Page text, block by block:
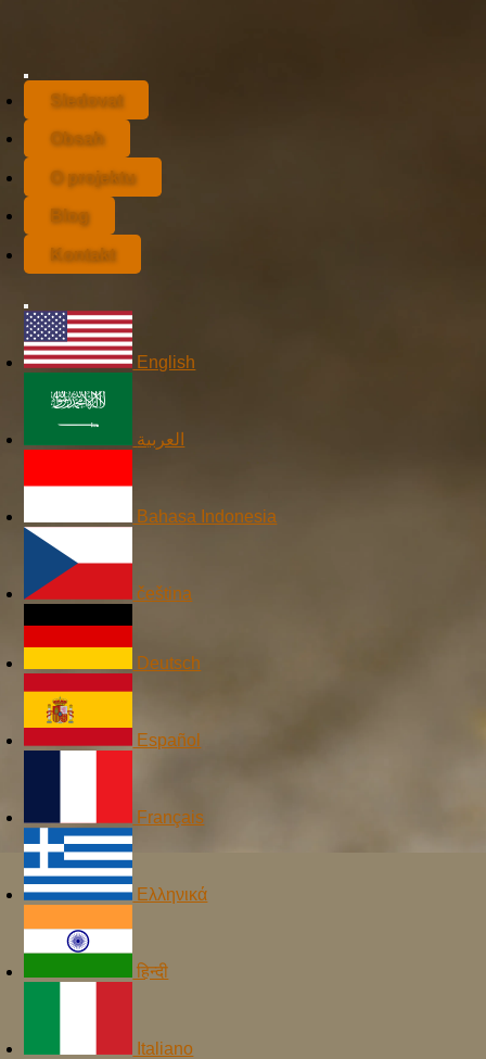
Sledovat
Obsah
O projektu
Blog
Kontakt
English
العربية
Bahasa Indonesia
čeština
Deutsch
Español
Français
Ελληνικά
हिन्दी
Italiano